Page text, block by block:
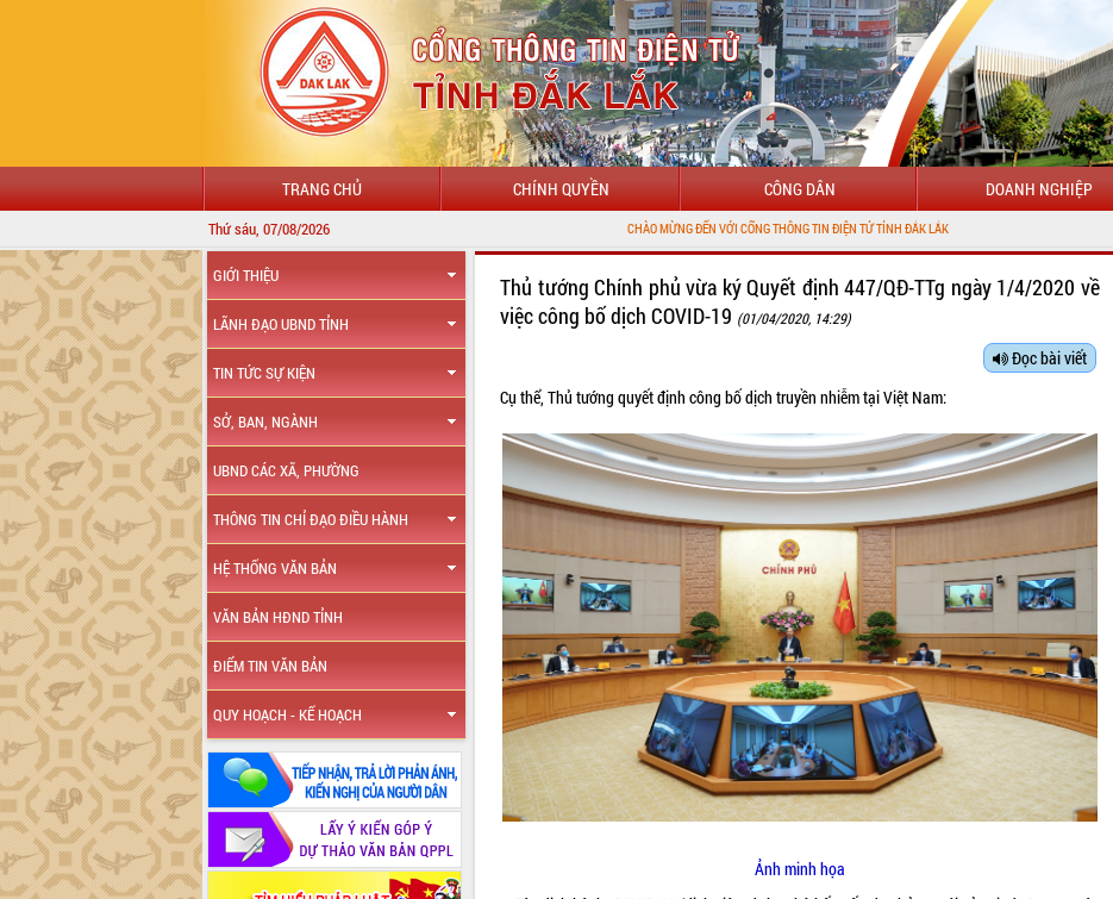
TRANG CHỦ CHÍNH QUYỀN CÔNG DÂN DOANH NGHIỆP
Thứ sáu, 07/08/2026 CHÀO MỪNG ĐẾN VỚI CỔNG THÔNG TIN ĐIỆN TỬ TỈNH ĐẮK LẮK
GIỚI THIỆU
LÃNH ĐẠO UBND TỈNH
TIN TỨC SỰ KIỆN
SỞ, BAN, NGÀNH
UBND CÁC XÃ, PHƯỜNG
THÔNG TIN CHỈ ĐẠO ĐIỀU HÀNH
HỆ THỐNG VĂN BẢN
VĂN BẢN HĐND TỈNH
ĐIỂM TIN VĂN BẢN
QUY HOẠCH - KẾ HOẠCH
Thủ tướng Chính phủ vừa ký Quyết định 447/QĐ-TTg ngày 1/4/2020 về
việc công bố dịch COVID-19 (01/04/2020, 14:29)
Đọc bài viết
Cụ thể, Thủ tướng quyết định công bố dịch truyền nhiễm tại Việt Nam:
Ảnh minh họa